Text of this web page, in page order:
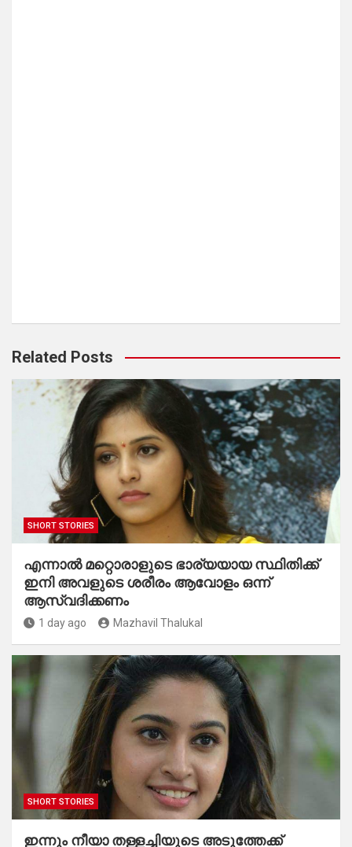
Related Posts
SHORT STORIES
എന്നാൽ മറ്റൊരാളുടെ ഭാര്യയായ സ്ഥിതിക്ക്
ഇനി അവളുടെ ശരീരം ആവോളം ഒന്ന്
ആസ്വദിക്കണം
1 day ago Mazhavil Thalukal
SHORT STORIES
ഇന്നും നീയാ തള്ളച്ചിയുടെ അടുത്തേക്ക്